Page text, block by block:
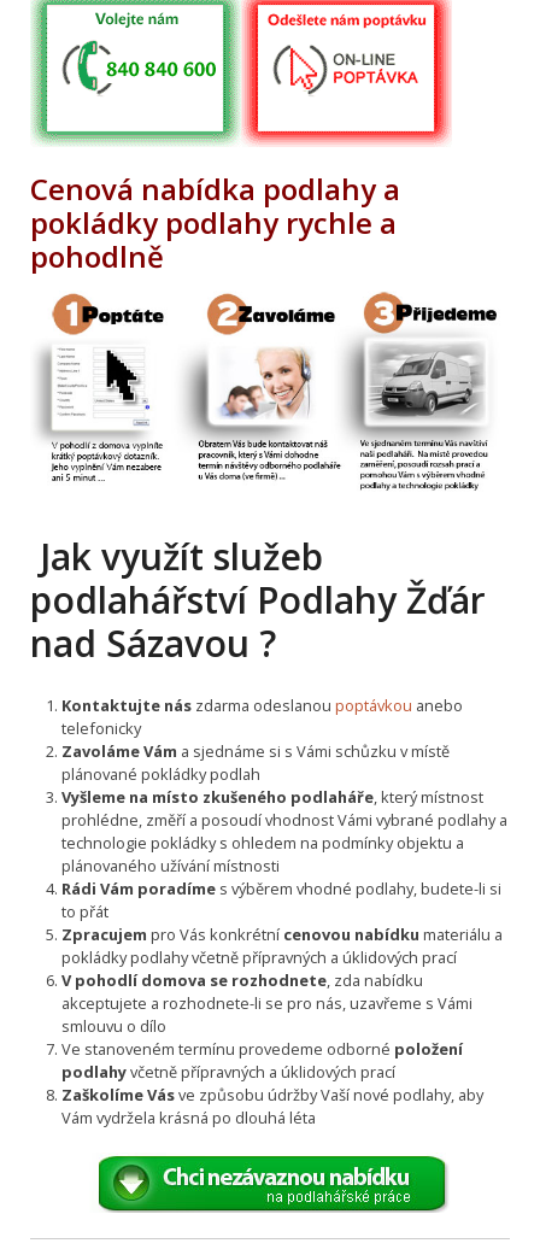
Cenová nabídka podlahy a
pokládky podlahy rychle a
pohodlně
Jak využít služeb
podlahářství Podlahy Žďár
nad Sázavou ?
Kontaktujte nászdarma odeslanou poptávkou anebo
telefonicky
Zavoláme Vám a sjednáme si s Vámi schůzku v místě
plánované pokládky podlah
Vyšleme na místo zkušeného podlaháře, který místnost
prohlédne, změří a posoudí vhodnost Vámi vybrané podlahy a
technologie pokládky s ohledem na podmínky objektu a
plánovaného užívání místnosti
Rádi Vám poradíme s výběrem vhodné podlahy, budete-li si
to přát
Zpracujem pro Vás konkrétní cenovou nabídku materiálu a
pokládky podlahy včetně přípravných a úklidových prací
V pohodlí domova se rozhodnete, zda nabídku
akceptujete a rozhodnete-li se pro nás, uzavřeme s Vámi
smlouvu o dílo
Ve stanoveném termínu provedeme odborné položení
podlahyvčetně přípravných a úklidových prací
Zaškolíme Vásve způsobu údržby Vaší nové podlahy, aby
Vám vydržela krásná po dlouhá léta